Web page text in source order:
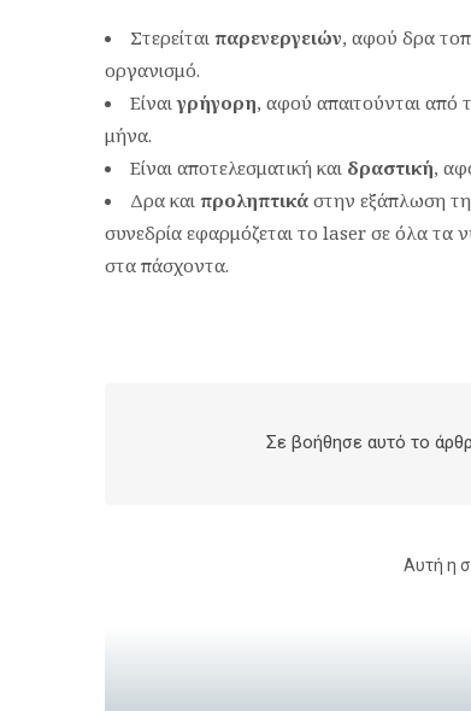
Στερείται παρενεργειών, αφού δρα
οργανισμό.
Είναιγρήγορη, αφού απαιτούνται από
μήνα.
Είναι αποτελεσματική και δραστική,
Δρα και προληπτικά στην εξάπλωση
συνεδρία εφαρμόζεται το laser σε όλα τα
στα πάσχοντα.
Σε βοήθησε αυτό το
Αυτή η